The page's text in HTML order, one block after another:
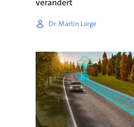
verändert
Dr. Martin Large